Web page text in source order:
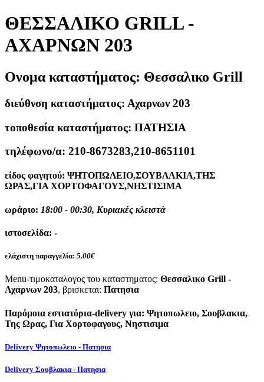
ΘΕΣΣΑΛΙΚΟ GRILL -
ΑΧΑΡΝΩΝ 203
Ονομα καταστήματος: Θεσσαλικο Grill
διεύθνση καταστήματος: Αχαρνων 203
τοποθεσία καταστήματος: ΠΑΤΗΣΙΑ
τηλέφωνο/α: 210-8673283,210-8651101
είδος φαγητού: ΨΗΤΟΠΩΛΕΙΟ,ΣΟΥΒΛΑΚΙΑ,ΤΗΣ
ΩΡΑΣ,ΓΙΑ ΧΟΡΤΟΦΑΓΟΥΣ,ΝΗΣΤΙΣΙΜΑ
ωράριο: 18:00 - 00:30, Κυριακές κλειστά
ιστοσελίδα: -
ελάχιστη παραγγελία: 5.00€
Menu-τιμοκαταλογος του καταστηματος: Θεσσαλικο Grill -
Αχαρνων 203, βρισκεται: Πατησια
Παρόμοια εστιατόρια-delivery για: Ψητοπωλειο, Σουβλακια,
Της Ωρας, Για Χορτοφαγους, Νηστισιμα
Delivery Ψητοπωλειο - Πατησια
Delivery Σουβλακια - Πατησια